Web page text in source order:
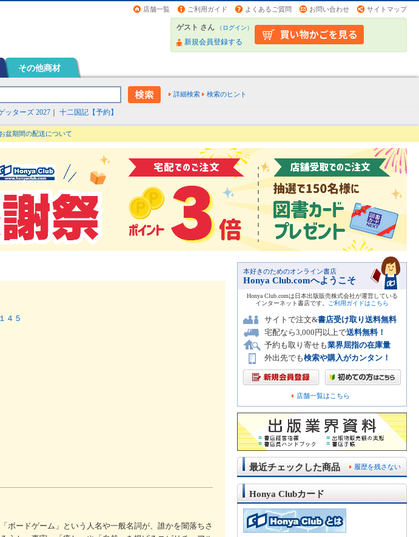
店舗一覧 ご利用ガイド よくあるご質問 お問い合わせ サイトマップ
ゲスト さん （ログイン）
新規会員登録する
その他商材
詳細検索 検索のヒント
ッターズ 2027 十二国記【予約】
盆期間の配送について
４５
ボードゲーム」という人名や一般名詞が、誰かを闇落ちさ
本好きのためのオンライン書店
Honya Club.comへようこそ
Honya Club.comは日本出版販売株式会社が運営している
インターネット書店です。
ご利用ガイドはこちら
サイトで注文&書店受け取り送料無料
宅配なら3,000円以上で送料無料！
予約も取り寄せも業界屈指の在庫量
外出先でも検索や購入がカンタン！
店舗一覧はこちら
履歴を残さない
最近チェックした商品
Honya Clubカード